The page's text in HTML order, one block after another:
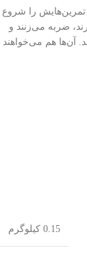
تمرین‌هایش را شروع
ضربه می‌زنند و
آن‌ها هم می‌خواهند
0.15 کیلوگرم